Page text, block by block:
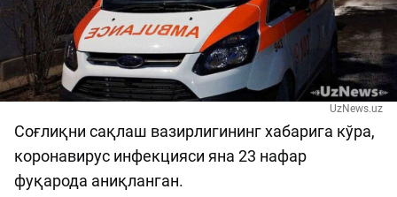
UzNews.uz
Соғлиқни сақлаш вазирлигининг хабарига кўра,
коронавирус инфекцияси яна 23 нафар
фуқарода аниқланган.